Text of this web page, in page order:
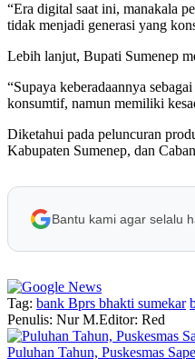
“Era digital saat ini, manakala
tidak menjadi generasi yang
Lebih lanjut, Bupati Sumenep
“Supaya keberadaannya
konsumtif, namun memiliki
Diketahui pada peluncuran
Kabupaten Sumenep, dan
Bantu kami agar selalu
Tag: bank Bprs bhakti sumekar
Penulis: Nur M.Editor: Red
Puluhan Tahun, Puskesmas